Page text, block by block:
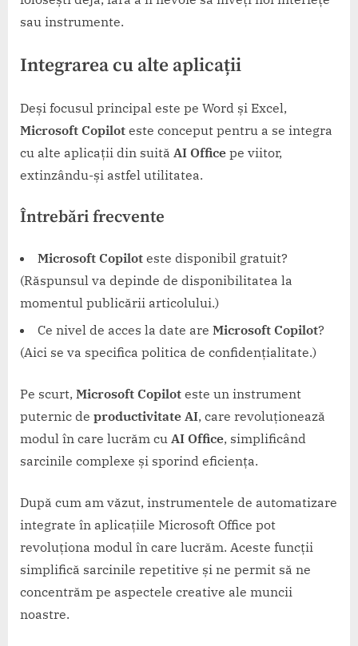
sau instrumente.
Integrarea cu alte aplicații
Deși focusul principal este pe Word și Excel,
Microsoft Copilot este conceput pentru a se integra
cu alte aplicații din suită AI Office pe viitor,
extinzându-și astfel utilitatea.
Întrebări frecvente
Microsoft Copilot este disponibil gratuit?
(Răspunsul va depinde de disponibilitatea la
momentul publicării articolului.)
Ce nivel de acces la date are Microsoft Copilot?
(Aici se va specifica politica de confidențialitate.)
Pe scurt, Microsoft Copilot este un instrument
puternic de productivitate AI, care revoluționează
modul în care lucrăm cu AI Office, simplificând
sarcinile complexe și sporind eficiența.
După cum am văzut, instrumentele de automatizare
integrate în aplicațiile Microsoft Office pot
revoluționa modul în care lucrăm. Aceste funcții
simplifică sarcinile repetitive și ne permit să ne
concentrăm pe aspectele creative ale muncii
noastre.